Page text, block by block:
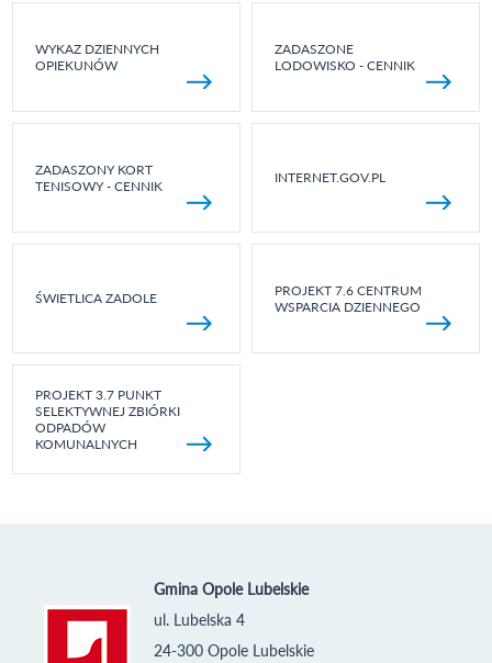
WYKAZ DZIENNYCH
OPIEKUNÓW
ZADASZONE
LODOWISKO - CENNIK
ZADASZONY KORT
TENISOWY - CENNIK
INTERNET.GOV.PL
ŚWIETLICA ZADOLE
PROJEKT 7.6 CENTRUM
WSPARCIA DZIENNEGO
PROJEKT 3.7 PUNKT
SELEKTYWNEJ ZBIÓRKI
ODPADÓW
KOMUNALNYCH
Gmina Opole Lubelskie
ul. Lubelska 4
24-300 Opole Lubelskie